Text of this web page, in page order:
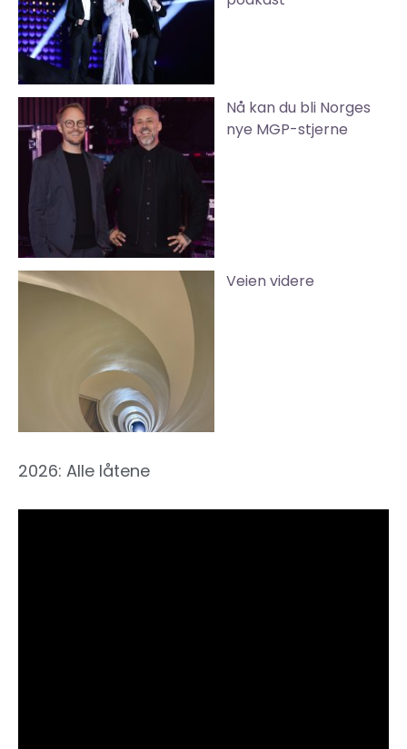
Nå kan du bli Norges
nye MGP-stjerne
Veien videre
2026: Alle låtene